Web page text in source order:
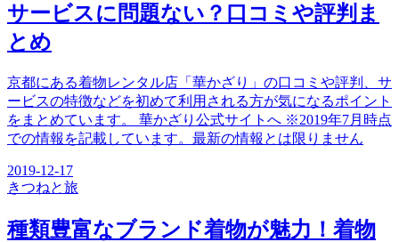
サービスに問題ない？口コミや評判ま
とめ
京都にある着物レンタル店「華かざり」の口コミや評判、サ
ービスの特徴などを初めて利用される方が気になるポイント
をまとめています。 華かざり公式サイトへ ※2019年7月時点
での情報を記載しています。最新の情報とは限りません
2019-12-17
きつねと旅
種類豊富なブランド着物が魅力！着物